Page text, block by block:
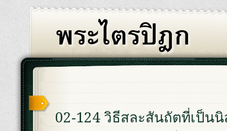
02-124 วิธีสละสันถัตที่เป็น